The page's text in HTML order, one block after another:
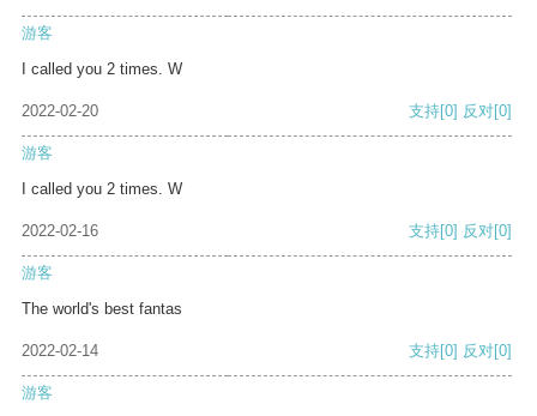
游客
I called you 2 times. W
2022-02-20 支持[0] 反对[0]
游客
I called you 2 times. W
2022-02-16 支持[0] 反对[0]
游客
The world's best fantas
2022-02-14 支持[0] 反对[0]
游客